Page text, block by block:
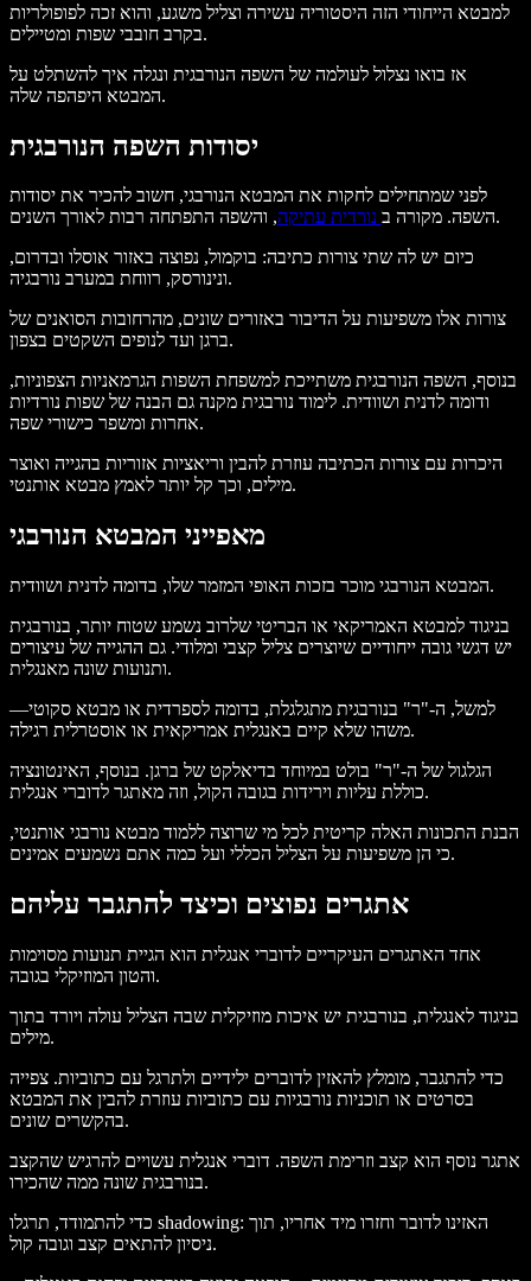
למבטא הייחודי הזה היסטוריה עשירה וצליל משגע, והוא זכה לפופולריות
בקרב חובבי שפות ומטיילים.
אז בואו נצלול לעולמה של השפה הנורבגית ונגלה איך להשתלט על
המבטא היפהפה שלה.
יסודות השפה הנורבגית
לפני שמתחילים לחקות את המבטא הנורבגי, חשוב להכיר את יסודות
השפה. מקורה ב נורדית עתיקה
, והשפה התפתחה רבות לאורך השנים.
כיום יש לה שתי צורות כתיבה: בוקמול, נפוצה באזור אוסלו ובדרום,
ונינורסק, רווחת במערב נורבגיה.
צורות אלו משפיעות על הדיבור באזורים שונים, מהרחובות הסואנים של
ברגן ועד לנופים השקטים בצפון.
בנוסף, השפה הנורבגית משתייכת למשפחת השפות הגרמאניות הצפוניות,
ודומה לדנית ושוודית. לימוד נורבגית מקנה גם הבנה של שפות נורדיות
אחרות ומשפר כישורי שפה.
היכרות עם צורות הכתיבה עוזרת להבין וריאציות אזוריות בהגייה ואוצר
מילים, וכך קל יותר לאמץ מבטא אותנטי.
מאפייני המבטא הנורבגי
המבטא הנורבגי מוכר בזכות האופי המזמר שלו, בדומה לדנית ושוודית.
בניגוד למבטא האמריקאי או הבריטי שלרוב נשמע שטוח יותר, בנורבגית
יש דגשי גובה ייחודיים שיוצרים צליל קצבי ומלודי. גם ההגייה של עיצורים
ותנועות שונה מאנגלית.
למשל, ה-"ר" בנורבגית מתגלגלת, בדומה לספרדית או מבטא סקוטי—
משהו שלא קיים באנגלית אמריקאית או אוסטרלית רגילה.
הגלגול של ה-"ר" בולט במיוחד בדיאלקט של ברגן. בנוסף, האינטונציה
כוללת עליות וירידות בגובה הקול, וזה מאתגר לדוברי אנגלית.
הבנת התכונות האלה קריטית לכל מי שרוצה ללמוד מבטא נורבגי אותנטי,
כי הן משפיעות על הצליל הכללי ועל כמה אתם נשמעים אמינים.
אתגרים נפוצים וכיצד להתגבר עליהם
אחד האתגרים העיקריים לדוברי אנגלית הוא הגיית תנועות מסוימות
והטון המוזיקלי בגובה.
בניגוד לאנגלית, בנורבגית יש איכות מוזיקלית שבה הצליל עולה ויורד בתוך
מילים.
כדי להתגבר, מומלץ להאזין לדוברים ילידיים ולתרגל עם כתוביות. צפייה
בסרטים או תוכניות נורבגיות עם כתוביות עוזרת להבין את המבטא
בהקשרים שונים.
אתגר נוסף הוא קצב וזרימת השפה. דוברי אנגלית עשויים להרגיש שהקצב
בנורבגית שונה ממה שהכירו.
כדי להתמודד, תרגלו shadowing: האזינו לדובר וחזרו מיד אחריו, תוך
ניסיון להתאים קצב וגובה קול.